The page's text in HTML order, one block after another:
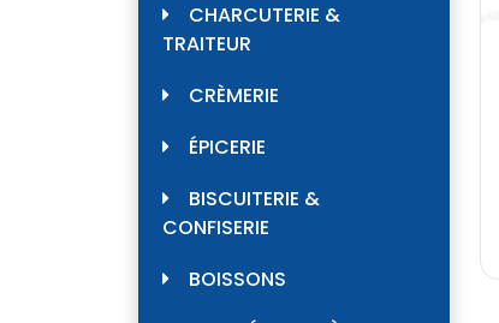
CHARCUTERIE &
TRAITEUR
CRÈMERIE
ÉPICERIE
BISCUITERIE &
CONFISERIE
BOISSONS